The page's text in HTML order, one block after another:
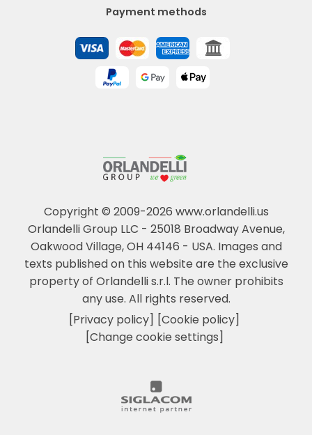
Copyright © 2009-2026 www.orlandelli.us
Orlandelli Group LLC - 25018 Broadway Avenue,
Oakwood Village, OH 44146 - USA. Images and
texts published on this website are the exclusive
property of Orlandelli s.r.l. The owner prohibits
any use. All rights reserved.
[Privacy policy] [Cookie policy]
[Change cookie settings]
Payment methods